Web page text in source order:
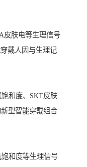
皮肤电等生理信号
戴人因与生理记
饱和度、SKT皮肤
型智能穿戴组合
饱和度等生理信号